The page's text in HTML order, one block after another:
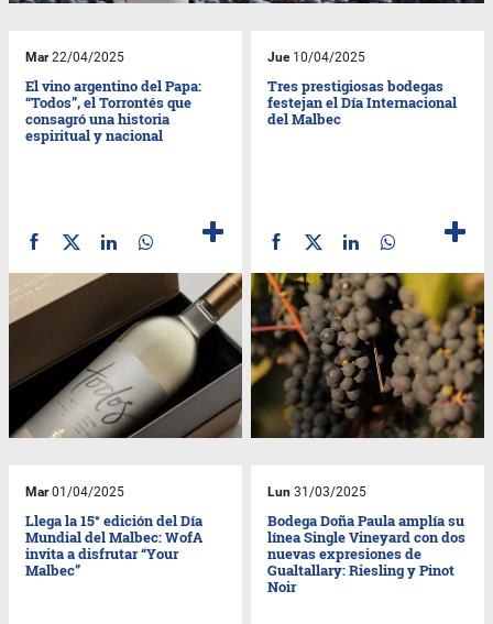
Mar22/04/2025
El vino argentino del Papa:
“Todos”, el Torrontés que
consagró una historia
espiritual y nacional
Jue10/04/2025
Tres prestigiosas bodegas
festejan el Día Internacional
del Malbec
Mar01/04/2025
Llega la 15° edición del Día
Mundial del Malbec: WofA
invita a disfrutar “Your
Malbec”
Lun 31/03/2025
Bodega Doña Paula amplía su
línea Single Vineyard con dos
nuevas expresiones de
Gualtallary: Riesling y Pinot
Noir